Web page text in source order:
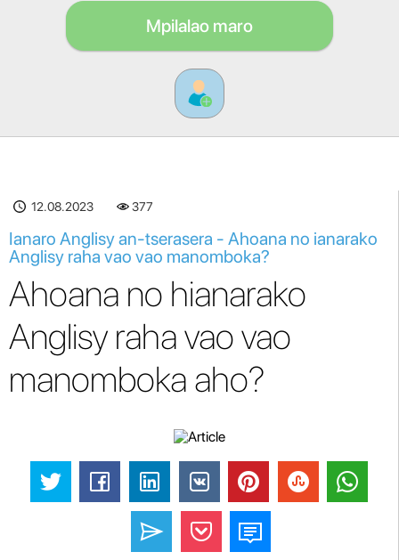
Mpilalao maro
12.08.2023 377
Ianaro Anglisy an-tserasera - Ahoana no ianarako
Anglisy raha vao vao manomboka?
Ahoana no hianarako
Anglisy raha vao vao
manomboka aho?